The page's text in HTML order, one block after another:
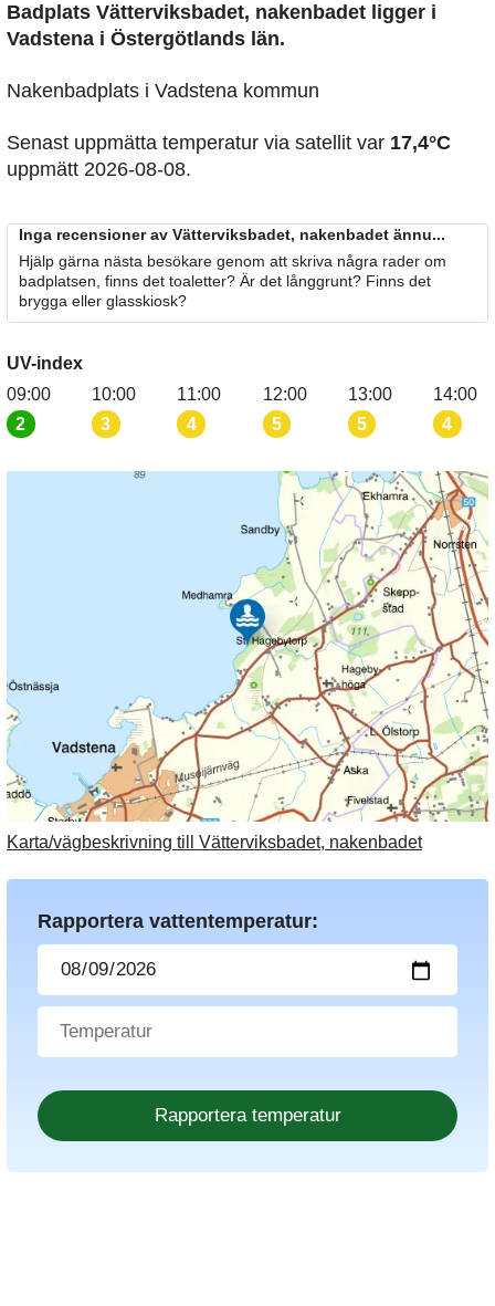
Badplats Vätterviksbadet, nakenbadet ligger i
Vadstena i Östergötlands län.
Nakenbadplats i Vadstena kommun
Senast uppmätta temperatur via satellit var 17,4°C
uppmätt 2026-08-08.
Inga recensioner av Vätterviksbadet, nakenbadet ännu...
Hjälp gärna nästa besökare genom att skriva några rader om
badplatsen, finns det toaletter? Är det långgrunt? Finns det
brygga eller glasskiosk?
UV-index
09:00
2
10:00
3
11:00
4
12:00
5
13:00
5
14:00
4
Karta/vägbeskrivning till Vätterviksbadet, nakenbadet
Rapportera vattentemperatur: